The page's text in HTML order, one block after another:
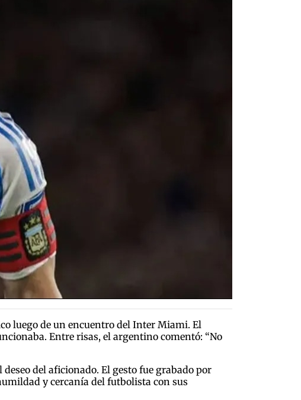
luego de un encuentro del Inter Miami. El
Entre risas, el argentino comentó: “No
del aficionado. El gesto fue grabado por
y cercanía del futbolista con sus